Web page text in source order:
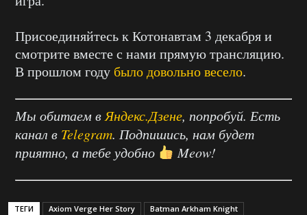
Присоединяйтесь к Котонавтам 3 декабря и
смотрите вместе с нами прямую трансляцию.
В прошлом году было довольно весело.
Мы обитаем вЯндекс.Дзене, попробуй. Есть
канал в Telegram. Подпишись, нам будет
приятно, а тебе удобно
Meow!
ТЕГИ Axiom Verge Her Story
Batman Arkham Knight